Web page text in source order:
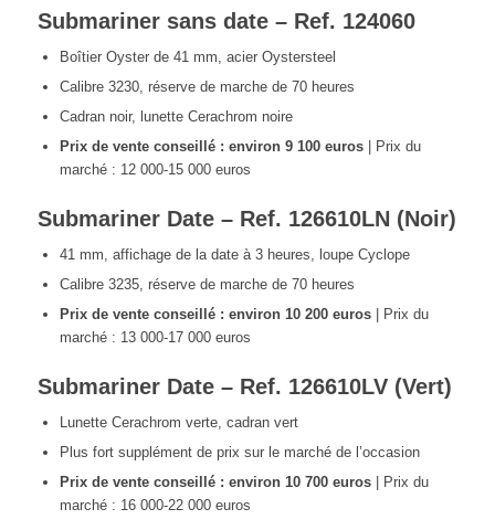
Submariner sans date – Ref. 124060
Boîtier Oyster de 41 mm, acier Oystersteel
Calibre 3230, réserve de marche de 70 heures
Cadran noir, lunette Cerachrom noire
Prix de vente conseillé : environ 9 100 euros| Prix du
marché : 12 000-15 000 euros
Submariner Date – Ref. 126610LN (Noir)
41 mm, affichage de la date à 3 heures, loupe Cyclope
Calibre 3235, réserve de marche de 70 heures
Prix de vente conseillé : environ 10 200 euros| Prix du
marché : 13 000-17 000 euros
Submariner Date – Ref. 126610LV (Vert)
Lunette Cerachrom verte, cadran vert
Plus fort supplément de prix sur le marché de l’occasion
Prix de vente conseillé : environ 10 700 euros| Prix du
marché : 16 000-22 000 euros